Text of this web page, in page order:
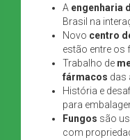
A engenharia
Brasil na
Novo centro
estão entre os
Trabalho de
fármacos das
História e
para
Fungos são
com